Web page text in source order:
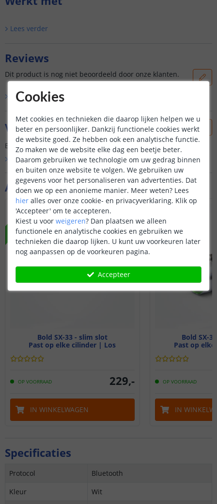
Lees verder
Aanvullende producten
NIEUW
Bold SX-33 - slim slot
Past op elke cilinder | Los
OP VOORRAAD 229,-
IN WINKELWAGEN
NIEUW
Bold SX-
Past op
OP VOORRAAD
IN
Reviews
Dit product is nog niet beoordeeld door onze klanten.
Bekijk alle 0 reviews
Vraag & antwoord
Er is nog geen vraag gesteld over dit product.
Bekijk alle Vraag & antwoord
Specificaties
Protocol
Bluetooth
Kleur
Wit
Cookies
Met cookies en technieken die daarop lijken helpen we u
beter en persoonlijker. Dankzij functionele cookies werkt
de website goed. Ze hebben ook een analytische functie.
Zo maken we de website elke dag een beetje beter.
Daarom gebruiken we technologie om uw gedrag binnen
en buiten onze website te volgen. We gebruiken uw
gegevens voor het personaliseren van advertenties. Dat
doen we op een anonieme manier. Meer weten? Lees
hier alles over onze cookie- en privacyverklaring. Klik op
'Accepteer' om te accepteren.
Kiest u voor weigeren? Dan plaatsen we alleen
functionele en analytische cookies en gebruiken we
technieken die daarop lijken. U kunt uw voorkeuren later
nog aanpassen op de voorkeuren pagina.
Accepteer